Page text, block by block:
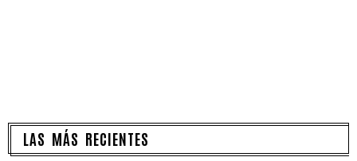
LAS MÁS RECIENTES